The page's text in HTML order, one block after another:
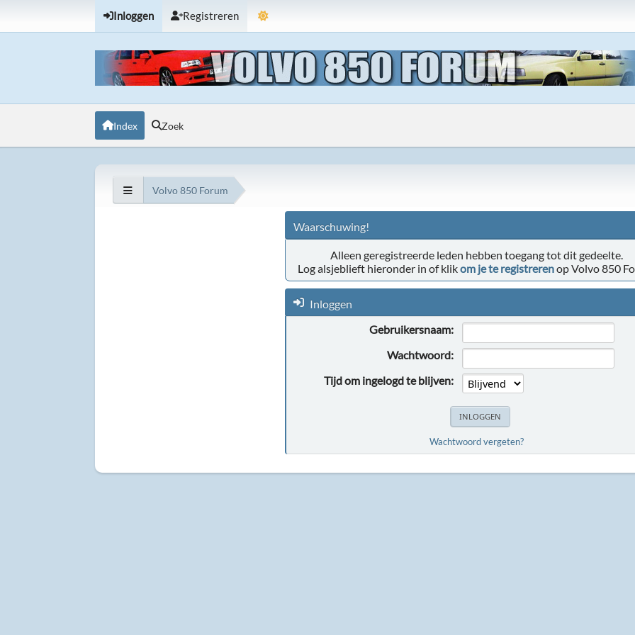
Inloggen Registreren
Index Zoek
Volvo 850 Forum
Waarschuwing!
Alleen geregistreerde leden hebben toegang tot dit gedeelte.
Log alsjeblieft hieronder in of klikom je te registrerenop Volvo 850
Inloggen
Gebruikersnaam:
Wachtwoord:
Tijd om ingelogd te blijven:
Wachtwoord vergeten?